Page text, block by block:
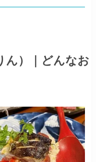
ん）｜どんなお